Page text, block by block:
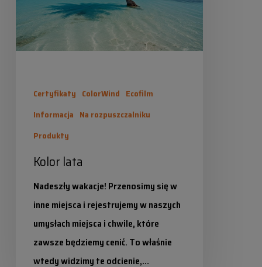
Certyfikaty ColorWind Ecofilm
Informacja Na rozpuszczalniku
Produkty
Kolor lata
Nadeszły wakacje! Przenosimy się w
inne miejsca i rejestrujemy w naszych
umysłach miejsca i chwile, które
zawsze będziemy cenić. To właśnie
wtedy widzimy te odcienie,…